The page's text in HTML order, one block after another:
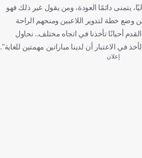
يتمنى دائمًا العودة، ومن يقول غير ذلك فهو
وضع خطة لتدوير اللاعبين ومنحهم الراحة
أحيانًا تأخذنا في اتجاه مختلف.. نحاول
في الاعتبار أن لدينا مباراتين مهمتين للغاية".
إعلان